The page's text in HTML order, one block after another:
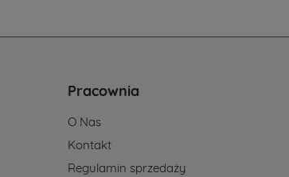
Pracownia
O Nas
Kontakt
Regulamin sprzedaży